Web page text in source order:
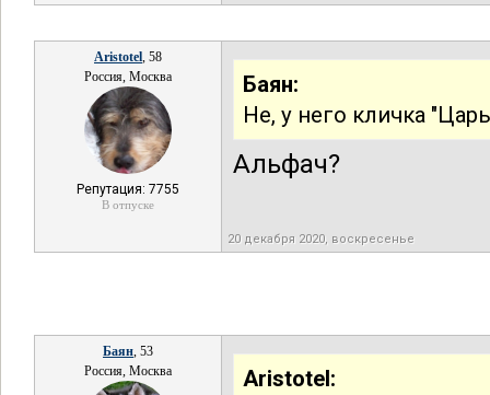
Aristotel, 58
Россия, Москва
Репутация: 7755
В отпуске
Баян:
Не, у него кличка
Альфач?
20 декабря 2020, воскресенье
Баян, 53
Россия, Москва
Aristotel: